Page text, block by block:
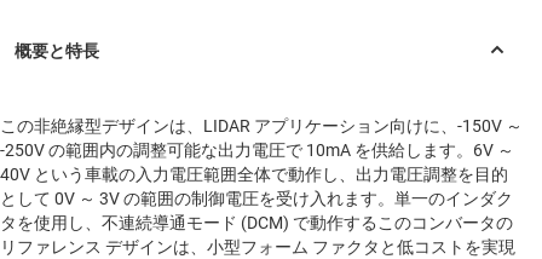
この非絶縁型デザインは、LIDAR アプリケーション向けに、-150V ～
-250V の範囲内の調整可能な出力電圧で 10mA を供給します。6V ～
40V という車載の入力電圧範囲全体で動作し、出力電圧調整を目的
として 0V ～ 3V の範囲の制御電圧を受け入れます。単一のインダク
タを使用し、不連続導通モード (DCM) で動作するこのコンバータの
リファレンス デザインは、小型フォーム ファクタと低コストを実現